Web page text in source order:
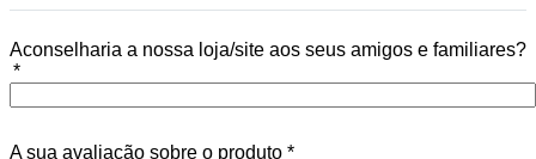
Aconselharia a nossa loja/site aos seus amigos e familiares?
*
A sua avaliação sobre o produto *